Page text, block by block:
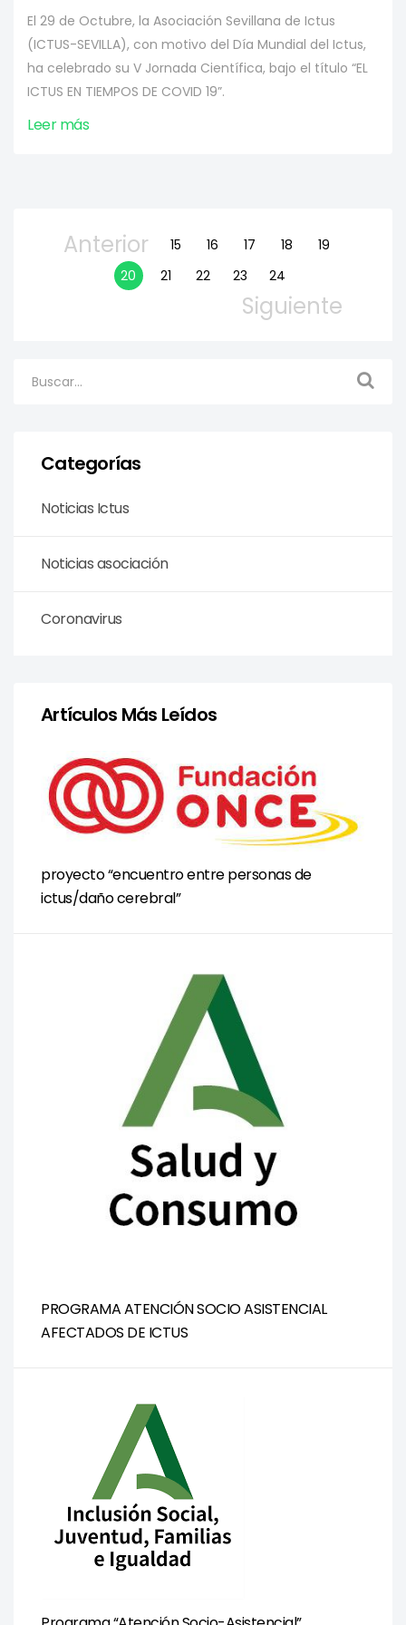
El 29 de Octubre, la Asociación Sevillana de Ictus
(ICTUS-SEVILLA), con motivo del Día Mundial del Ictus,
ha celebrado su V Jornada Científica, bajo el título “EL
ICTUS EN TIEMPOS DE COVID 19”.
Leer más
Anterior 15 16 17 18
19
20
21 22 23 24
Siguiente
Categorías
Noticias Ictus
Noticias asociación
Coronavirus
Artículos Más Leídos
proyecto “encuentro entre personas de
ictus/daño cerebral”
PROGRAMA ATENCIÓN SOCIO ASISTENCIAL
AFECTADOS DE ICTUS